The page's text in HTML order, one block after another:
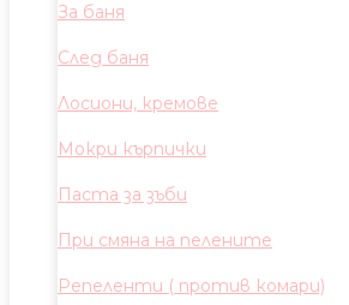
За баня
След баня
Лосиони, кремове
Мокри кърпички
Паста за зъби
При смяна на пелените
Репеленти ( против комари)